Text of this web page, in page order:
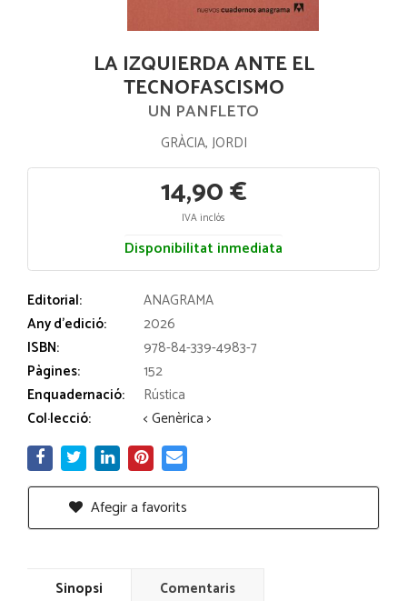
LA IZQUIERDA ANTE EL
TECNOFASCISMO
UN PANFLETO
GRÀCIA, JORDI
14,90 €
IVA inclós
Disponibilitat inmediata
Editorial:
ANAGRAMA
Any d'edició:
2026
ISBN:
978-84-339-4983-7
Pàgines:
152
Enquadernació:
Rústica
Col·lecció:
< Genèrica >
Afegir a favorits
Sinopsi Comentaris